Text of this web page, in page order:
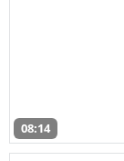
08:14